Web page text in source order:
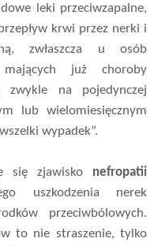
leki przeciwzapalne,
krwi przez nerki i
zwłaszcza u osób
już choroby
zwykle na pojedynczej
lub wielomiesięcznym
wypadek”.
się zjawisko nefropatii
uszkodzenia nerek
przeciwbólowych.
to nie straszenie, tylko